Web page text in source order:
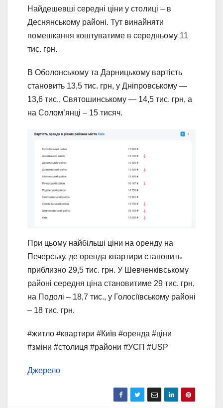
Найдешевші середні ціни у столиці – в
Деснянському районі. Тут винайняти
помешкання коштуватиме в середньому 11
тис. грн.
В Оболонському та Дарницькому вартість
становить 13,5 тис. грн, у Дніпровському —
13,6 тис., Святошинському — 14,5 тис. грн, а
на Солом’янці – 15 тисяч.
При цьому найбільші ціни на оренду на
Печерську, де оренда квартири становить
приблизно 29,5 тис. грн. У Шевченківському
районі середня ціна становитиме 29 тис. грн,
на Подолі – 18,7 тис., у Голосіївському районі
– 18 тис. грн.
#житло #квартири #Київ #оренда #ціни
#зміни #столиця #райони #УСП #USP
Джерело